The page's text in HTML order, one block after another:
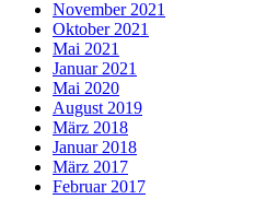
November 2021
Oktober 2021
Mai 2021
Januar 2021
Mai 2020
August 2019
März 2018
Januar 2018
März 2017
Februar 2017